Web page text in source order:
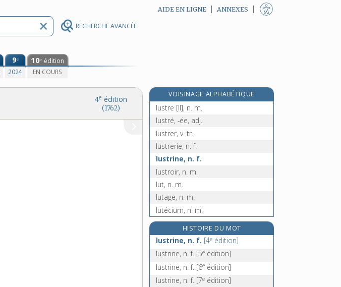
RECHERCHE AVANCÉE
AIDE EN LIGNE ANNEXES
9e
2024
10e édition
EN COURS
4e édition
(1762)
VOISINAGE ALPHABÉTIQUE
lustre [I], n. m.
lustre [II], n. m.
lustré, -ée, adj.
lustrer, v. tr.
lustrerie, n. f.
lustrine, n. f.
lustroir, n. m.
lut, n. m.
lutage, n. m.
lutécium, n. m.
lutéine, n. f.
luter, v. tr.
luthéranisme, n. m.
HISTOIRE DU MOT
lustrine, n. f. [4e édition]
lustrine, n. f. [5e édition]
lustrine, n. f. [6e édition]
lustrine, n. f. [7e édition]